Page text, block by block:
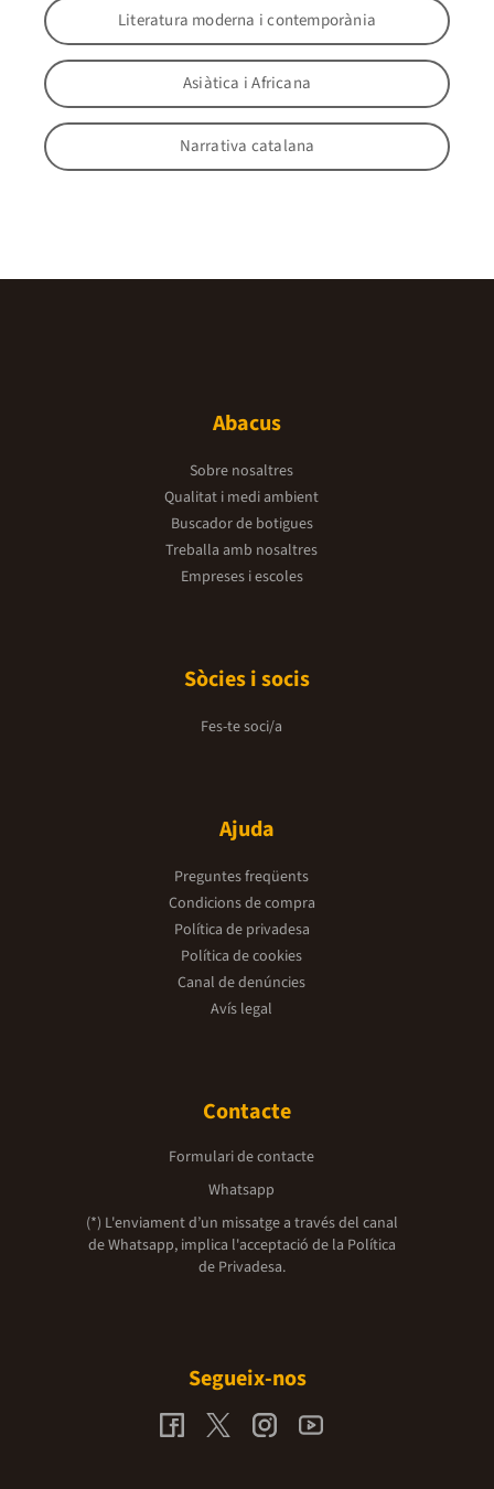
Literatura moderna i contemporània
Asiàtica i Africana
Narrativa catalana
Abacus
Sobre nosaltres
Qualitat i medi ambient
Buscador de botigues
Treballa amb nosaltres
Empreses i escoles
Sòcies i socis
Fes-te soci/a
Ajuda
Preguntes freqüents
Condicions de compra
Política de privadesa
Política de cookies
Canal de denúncies
Avís legal
Contacte
Formulari de contacte
Whatsapp
(*) L'enviament d’un missatge a través del canal
de Whatsapp, implica l'acceptació de la Política
de Privadesa.
Segueix-nos